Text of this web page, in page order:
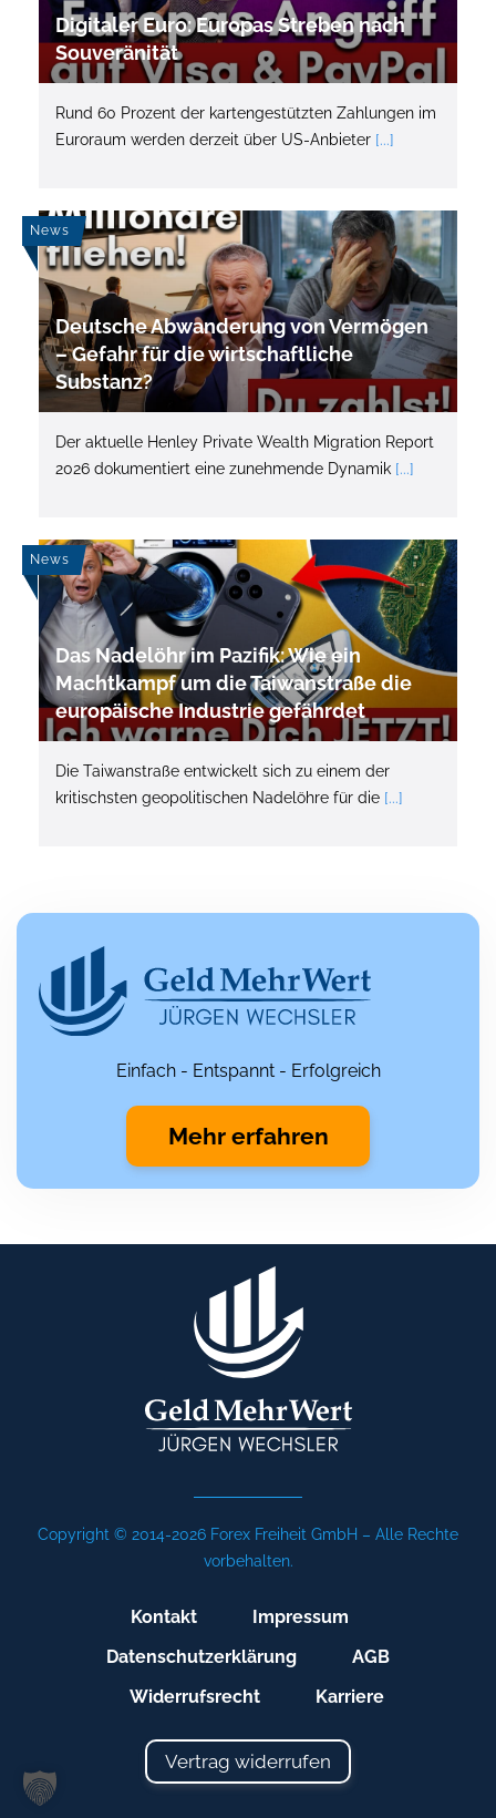
Digitaler Euro: Europas Streben nach
Souveränität
Rund 60 Prozent der kartengestützten Zahlungen im
Euroraum werden derzeit über US-Anbieter [...]
News
Deutsche Abwanderung von Vermögen
– Gefahr für die wirtschaftliche
Substanz?
Der aktuelle Henley Private Wealth Migration Report
2026 dokumentiert eine zunehmende Dynamik [...]
News
Das Nadelöhr im Pazifik: Wie ein
Machtkampf um die Taiwanstraße die
europäische Industrie gefährdet
Die Taiwanstraße entwickelt sich zu einem der
kritischsten geopolitischen Nadelöhre für die [...]
Einfach - Entspannt - Erfolgreich
Mehr erfahren
Copyright © 2014-2026 Forex Freiheit GmbH – Alle Rechte
vorbehalten.
Kontakt
Impressum
Datenschutzerklärung
AGB
Widerrufsrecht
Karriere
Vertrag widerrufen